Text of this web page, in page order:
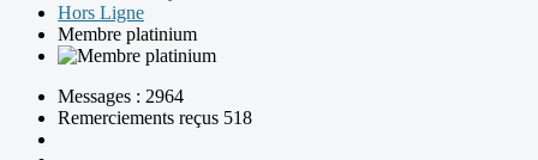
Hors Ligne
Membre platinium
Messages : 2964
Remerciements reçus 518